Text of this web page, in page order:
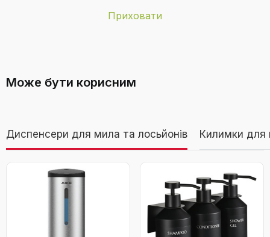
Приховати
Кількість 300.0 грамм
Країна-
виробник
Матеріал леза
ЛАСЕРНИЙ ПІКНИЙ ПІКНИЙ
Завантажуваний
інтимної зони з 3 захисними насадками та
змінними керамічними лезами, тример
для жінок (рожевий)
Як довго тримає заряд акумулятора?
Може бути корисним
Диспенсери для мила та лосьйонів Килимки для